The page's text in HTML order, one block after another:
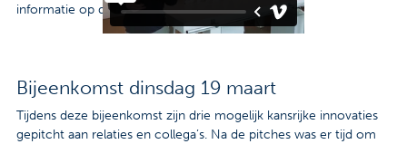
informatie op de webpaginavan Saltro Valley
Bijeenkomst dinsdag 19 maart
Tijdens deze bijeenkomst zijn drie mogelijk kansrijke innovaties
gepitcht aan relaties en collega’s. Na de pitches was er tijd om